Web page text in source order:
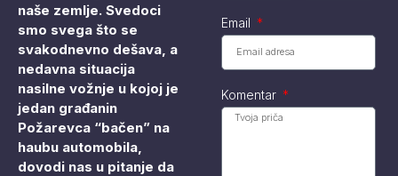
naše zemlje. Svedoci
smo svega što se
svakodnevno dešava, a
nedavna situacija
nasilne vožnje u kojoj je
jedan građanin
Požarevca “bačen” na
haubu automobila,
dovodi nas u pitanje da
Email
Komentar